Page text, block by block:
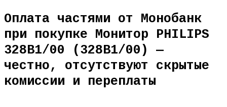
Оплата частями от Монобанк
при покупке Монитор PHILIPS
328B1/00 (328B1/00) —
честно, отсутствуют скрытые
комиссии и переплаты